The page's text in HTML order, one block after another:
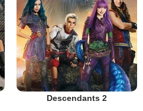
Descendants 2